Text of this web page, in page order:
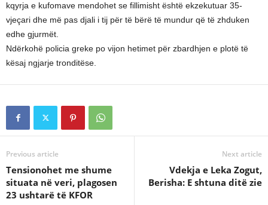
kqyrja e kufomave mendohet se fillimisht është ekzekutuar 35-
vjeçari dhe më pas djali i tij për të bërë të mundur që të zhduken
edhe gjurmët.
Ndërkohë policia greke po vijon hetimet për zbardhjen e plotë të
kësaj ngjarje tronditëse.
Previous article
Tensionohet me shume
situata në veri, plagosen
23 ushtarë të KFOR
Next article
Vdekja e Leka Zogut,
Berisha: E shtuna ditë zie